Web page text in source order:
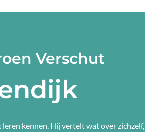
Verschut
kennen. Hij vertelt wat over zichzelf,